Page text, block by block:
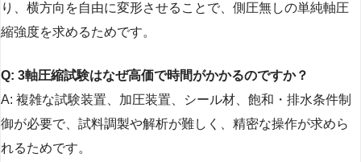
り、横方向を自由に変形させることで、側圧無しの単純軸圧
縮強度を求めるためです。
Q: 3軸圧縮試験はなぜ高価で時間がかかるのですか？
A: 複雑な試験装置、加圧装置、シール材、飽和・排水条件制
御が必要で、試料調製や解析が難しく、精密な操作が求めら
れるためです。